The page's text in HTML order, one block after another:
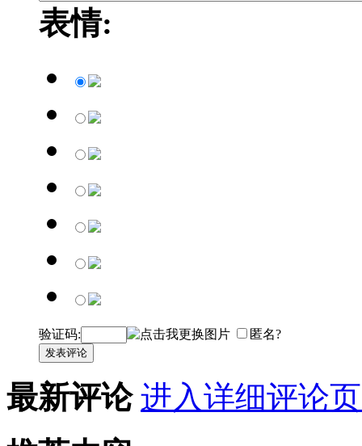
表情:
验证码: 匿名?
发表评论
最新评论 进入详细评论